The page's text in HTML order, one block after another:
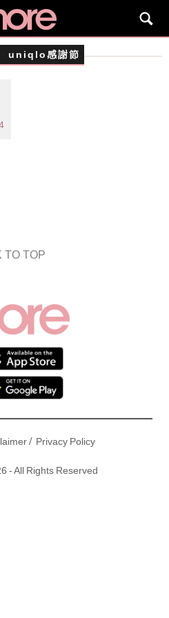
uniqlo感謝節
TO TOP
/ Privacy Policy
- All Rights Reserved